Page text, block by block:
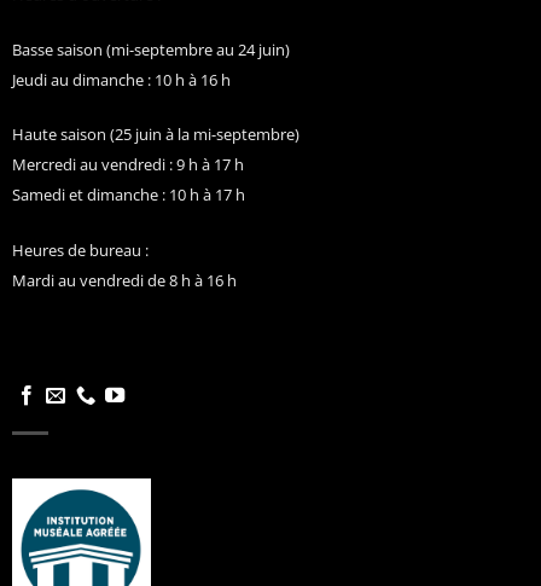
Basse saison (mi-septembre au 24 juin)
Jeudi au dimanche : 10 h à 16 h
Haute saison (25 juin à la mi-septembre)
Mercredi au vendredi : 9 h à 17 h
Samedi et dimanche : 10 h à 17 h
Heures de bureau :
Mardi au vendredi de 8 h à 16 h